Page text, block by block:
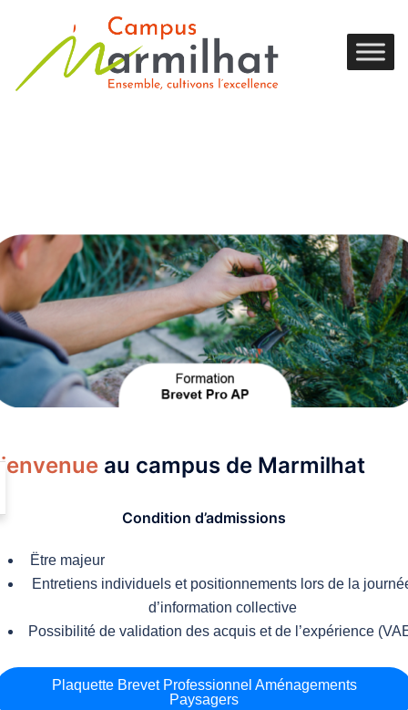
au campus de Marmilhat
Condition d’admissions
Ëtre majeur
Entretiens individuels et positionnements lors de la
d’information collective
Possibilité de validation des acquis et de l’expérience
Plaquette Brevet Professionnel Aménagements
Paysagers